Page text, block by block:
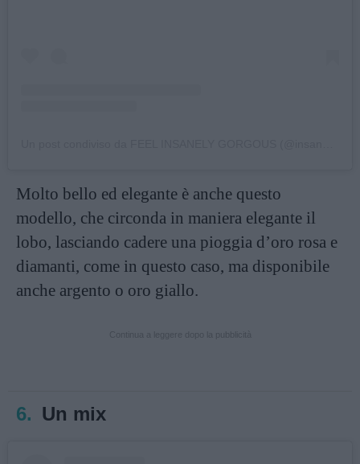
Molto bello ed elegante è anche questo
modello, che circonda in maniera elegante il
lobo, lasciando cadere una pioggia d’oro rosa e
diamanti, come in questo caso, ma disponibile
anche argento o oro giallo.
6. Un mix